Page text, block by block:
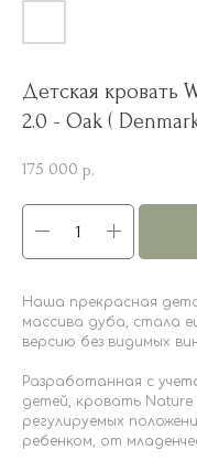
Детская кровать
2.0 - Oak (
175 000 р.
Наша прекрасная
массива дуба, стала
версию без видимых
Разработанная с
детей, кровать
регулируемых
ребенком, от